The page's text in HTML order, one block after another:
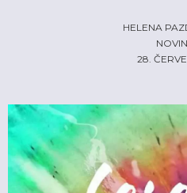
EHP/NORSKÉ FONDY
KONTAKTY
HELENA
28.